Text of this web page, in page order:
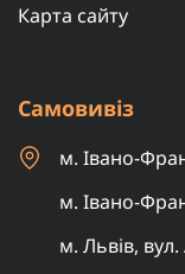
Карта сайту
Самовивіз
м. Івано-
м. Івано-
м. Львів,